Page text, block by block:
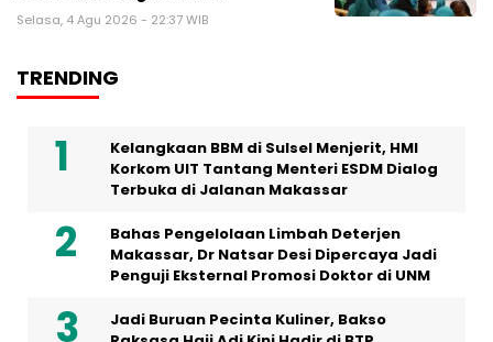
Selasa, 4 Agu 2026 - 22:37 WIB
TRENDING
Kelangkaan BBM di Sulsel Menjerit, HMI
Korkom UIT Tantang Menteri ESDM Dialog
Terbuka di Jalanan Makassar
Bahas Pengelolaan Limbah Deterjen
Makassar, Dr Natsar Desi Dipercaya Jadi
Penguji Eksternal Promosi Doktor di UNM
Jadi Buruan Pecinta Kuliner, Bakso